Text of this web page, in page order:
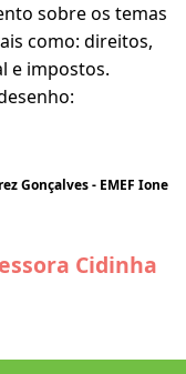
sobre os temas
como: direitos,
e impostos.
- EMEF Ione
Cidinha